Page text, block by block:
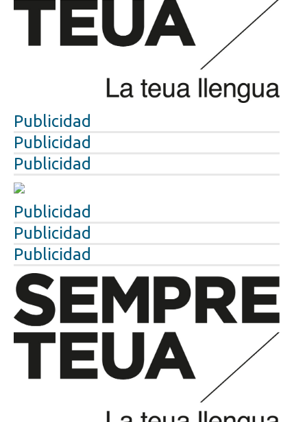
Publicidad
Publicidad
Publicidad
Publicidad
Publicidad
Publicidad